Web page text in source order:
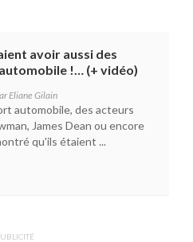
avoir aussi des
!… (+ vidéo)
Eliane Gilain
automobile, des acteurs
James Dean ou encore
qu'ils étaient ...